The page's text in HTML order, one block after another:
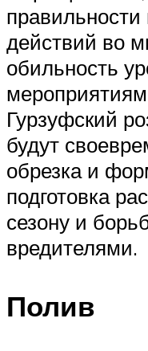
действий во
обильность
Гурзуфский
будут
обрезка и
подготовка
сезону и
вредителями.
Полив